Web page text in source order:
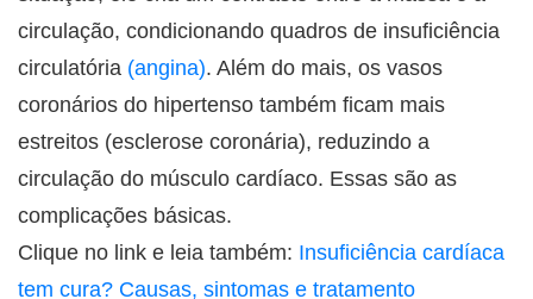
circulação, condicionando quadros de insuficiência
circulatória (angina). Além do mais, os vasos
coronários do hipertenso também ficam mais
estreitos (esclerose coronária), reduzindo a
circulação do músculo cardíaco. Essas são as
complicações básicas.
Clique no link e leia também: Insuficiência cardíaca
tem cura? Causas, sintomas e tratamento